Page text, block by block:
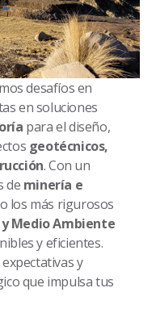
desafíos en
en soluciones
para el diseño,
geotécnicos,
. Con un
de minería e
los más rigurosos
Medio Ambiente
y eficientes.
y
que impulsa tus